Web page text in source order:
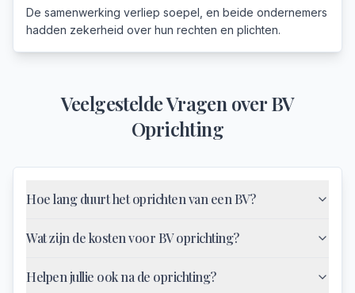
De samenwerking verliep soepel, en beide ondernemers
hadden zekerheid over hun rechten en plichten.
Veelgestelde Vragen overBV
Oprichting
Hoe lang duurt het oprichten van een BV?
Wat zijn de kosten voor BV oprichting?
Helpen jullie ook na de oprichting?